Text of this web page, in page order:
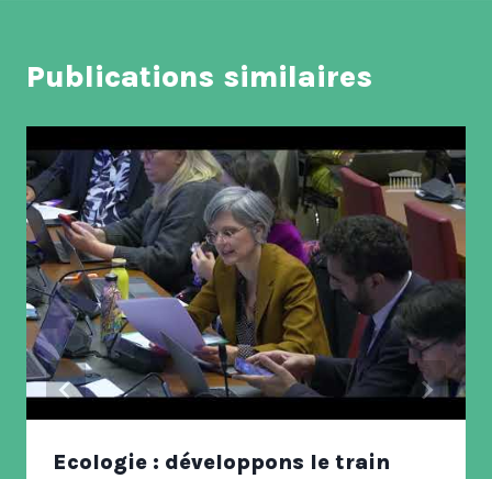
Publications similaires
Ecologie : développons le train